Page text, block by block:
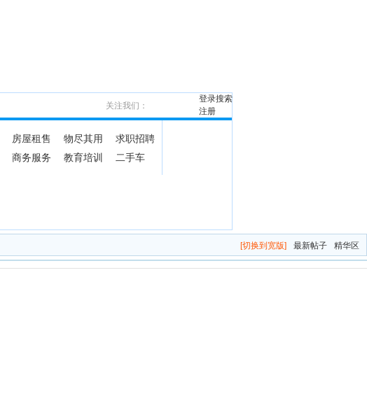
搜索
登录
注册
关注我们：
房屋租售 物尽其用
求职招聘
商务服务 教育培训 二手车
[切换到宽版] 最新帖子 精华区